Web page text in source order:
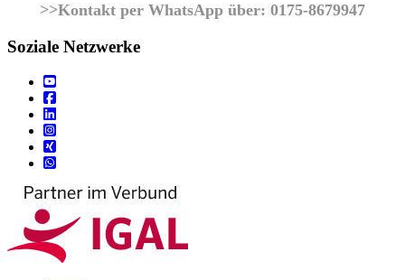
>>Kontakt per WhatsApp über: 0175-8679947
Soziale Netzwerke